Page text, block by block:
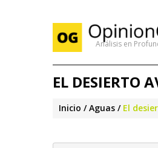
Análisis en
EL DESIERTO
Inicio Aguas El